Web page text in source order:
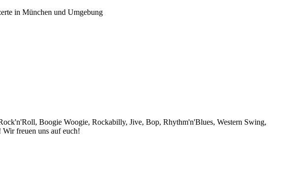
in München und Umgebung
Boogie Woogie, Rockabilly, Jive, Bop, Rhythm'n'Blues, Western Swing,
freuen uns auf euch!